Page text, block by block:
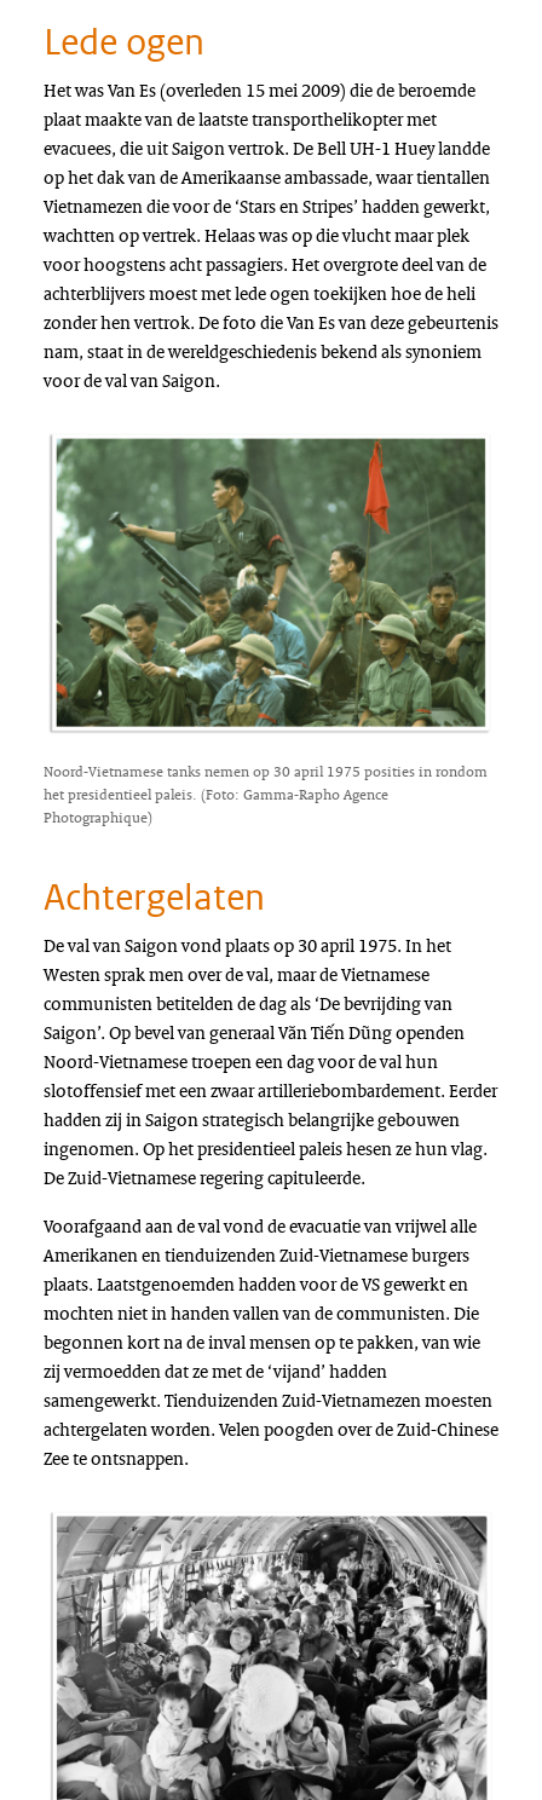
Lede ogen
Het was Van Es (overleden 15 mei 2009) die de beroemde
plaat maakte van de laatste transporthelikopter met
evacuees, die uit Saigon vertrok. DeBell UH-1 Hueylandde
op het dak van de Amerikaanse ambassade, waar tientallen
Vietnamezen die voor de ‘Stars en Stripes’ hadden gewerkt,
wachtten op vertrek. Helaas was op die vlucht maar plek
voor hoogstens acht passagiers. Het overgrote deel van de
achterblijvers moest met lede ogen toekijken hoe de heli
zonder hen vertrok. De foto die Van Es van deze gebeurtenis
nam, staat in de wereldgeschiedenis bekend als synoniem
voor de val van Saigon.
Noord-Vietnamese tanks nemen op 30 april 1975 posities in rondom
het presidentieel paleis. (Foto: Gamma-Rapho Agence
Photographique)
Achtergelaten
De val van Saigon vond plaats op 30 april 1975. In het
Westen sprak men over de val, maar de Vietnamese
communisten betitelden de dag als ‘De bevrijding van
Saigon’. Op bevel van generaal Văn Tiến Dũng openden
Noord-Vietnamese troepen een dag voor de val hun
slotoffensief met een zwaar artilleriebombardement. Eerder
hadden zij in Saigon strategisch belangrijke gebouwen
ingenomen. Op het presidentieel paleis hesen ze hun vlag.
De Zuid-Vietnamese regering capituleerde.
Voorafgaand aan de val vond de evacuatie van vrijwel alle
Amerikanen en tienduizenden Zuid-Vietnamese burgers
plaats. Laatstgenoemden hadden voor de VS gewerkt en
mochten niet in handen vallen van de communisten. Die
begonnen kort na de inval mensen op te pakken, van wie
zij vermoedden dat ze met de ‘vijand’ hadden
samengewerkt. Tienduizenden Zuid-Vietnamezen moesten
achtergelaten worden. Velen poogden over de Zuid-Chinese
Zee te ontsnappen.